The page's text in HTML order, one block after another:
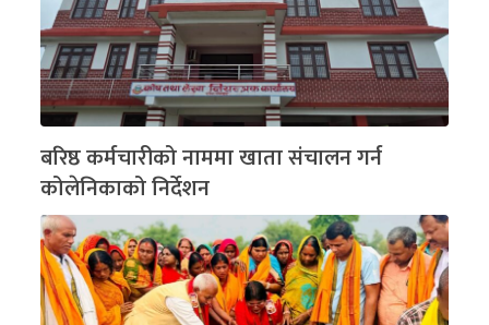
बरिष्ठ कर्मचारीको नाममा खाता संचालन गर्न
कोलेनिकाको निर्देशन